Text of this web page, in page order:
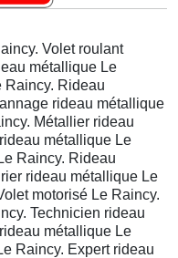
Volet roulant
métallique Le
Raincy. Rideau
rideau métallique
Métallier rideau
métallique Le
Raincy. Rideau
rideau métallique Le
motorisé Le Raincy.
Technicien rideau
métallique Le
Raincy. Expert rideau